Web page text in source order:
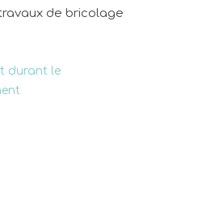
de bricolage
durant le